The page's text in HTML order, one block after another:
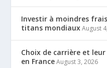
Investir à moindres
titans mondiaux August
Choix de carrière et
en France August 3, 2026